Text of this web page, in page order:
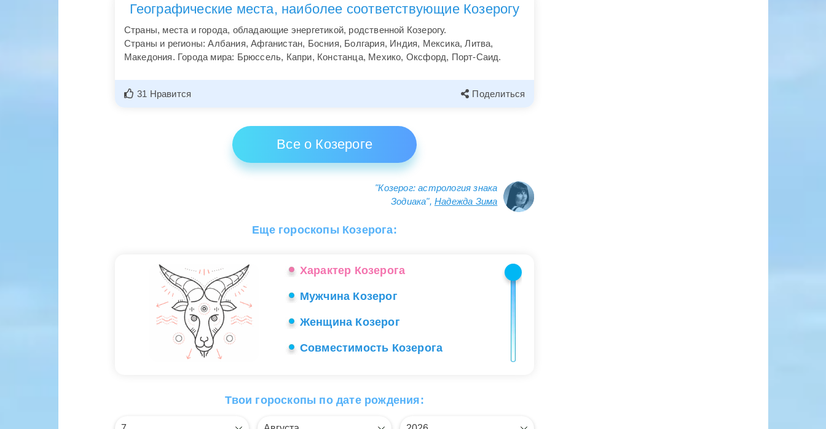
Географические места, наиболее соответствующие Козерогу
Страны, места и города, обладающие энергетикой, родственной Козерогу.
Страны и регионы: Албания, Афганистан, Босния, Болгария, Индия, Мексика, Литва,
Македония. Города мира: Брюссель, Капри, Констанца, Мехико, Оксфорд, Порт-Саид.
31 Нравится Поделиться
Все о Козероге
"Козерог: астрология знака
Зодиака", Надежда Зима
Еще гороскопы Козерога:
Характер Козерога
Мужчина Козерог
Женщина Козерог
Совместимость Козерога
Секреты общения с Козерогом
Работа Козерога
Твои гороскопы по дате рождения: